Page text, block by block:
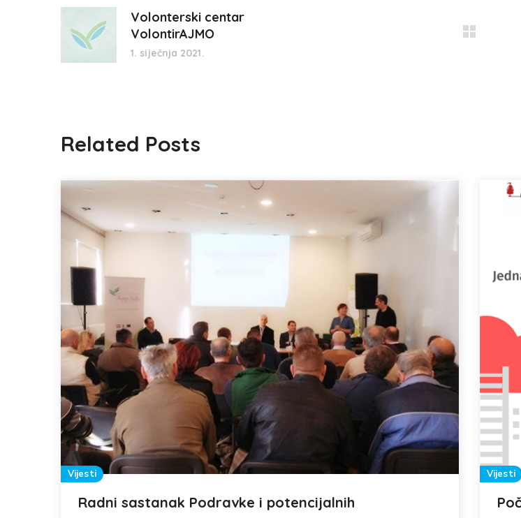
Volonterski centar
VolontirAJMO
1. siječnja 2021.
Related Posts
Vijesti
Radni sastanak Podravke i potencijalnih
Vijesti